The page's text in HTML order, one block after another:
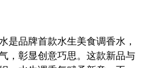
是品牌首款水生美食调香水，
，彰显创意巧思。这款新品与